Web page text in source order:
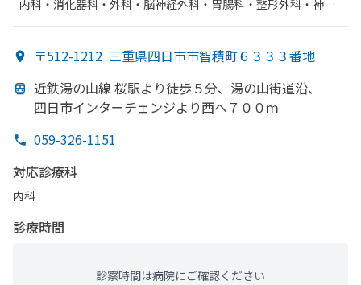
内科・​消化器科・​外科・​脳神経外科・​胃腸科・​整形外科・​神経
〒512-1212 三重県四日市市智積町６３３３番地
近鉄湯の山線 桜駅より徒歩５分、 湯の山街道沿、
四日市インターチェンジより西へ７００ｍ
059-326-1151
対応診療科
内科
診療時間
診察時間は病院にご確認ください